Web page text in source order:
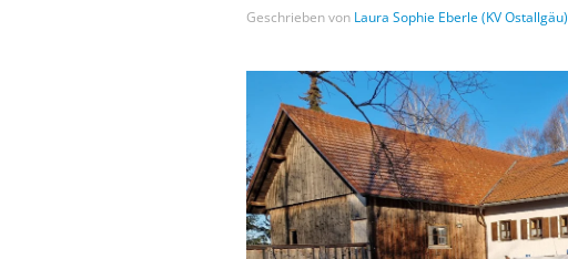
Geschrieben von Laura Sophie Eberle (KV Ostallgäu)